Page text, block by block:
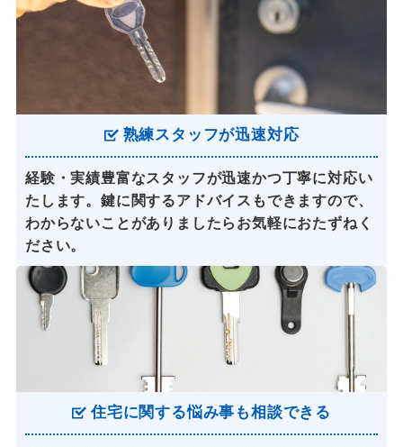
熟練スタッフが迅速対応
経験・実績豊富なスタッフが迅速かつ丁寧に対応い
たします。鍵に関するアドバイスもできますので、
わからないことがありましたらお気軽におたずねく
ださい。
住宅に関する悩み事も相談できる